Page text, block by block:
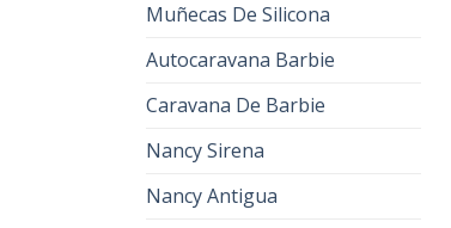
Muñecas De Silicona
Autocaravana Barbie
Caravana De Barbie
Nancy Sirena
Nancy Antigua